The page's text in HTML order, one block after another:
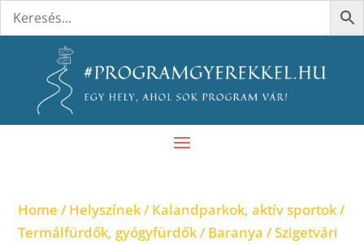
Home /Helyszínek/Kalandparkok, aktív sportok/
Termálfürdők, gyógyfürdők/Baranya / Szigetvári